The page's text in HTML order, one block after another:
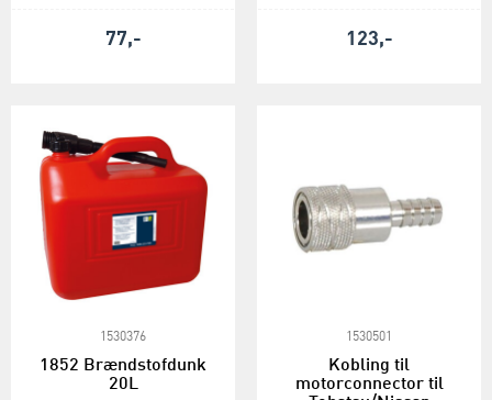
77,- 123,-
1530376
1852 Brændstofdunk
20L
1530501
Kobling til
motorconnector til